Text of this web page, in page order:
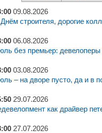
09.08.2026
строителя, дорогие
06.08.2026
без премьер: девелоперы
03.08.2026
– на дворе пусто, да и в
29.07.2026
как драйвер
27.07.2026